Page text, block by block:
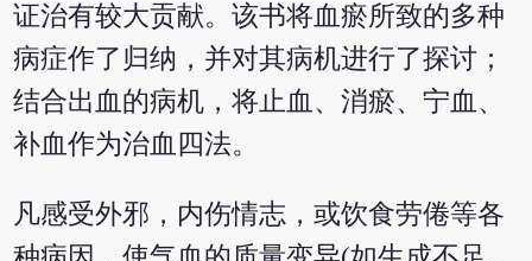
证治有较大贡献。该书将血瘀所致的多种
病症作了归纳，并对其病机进行了探讨；
结合出血的病机，将止血、消瘀、宁血、
补血作为治血四法。
凡感受外邪，内伤情志，或饮食劳倦等各